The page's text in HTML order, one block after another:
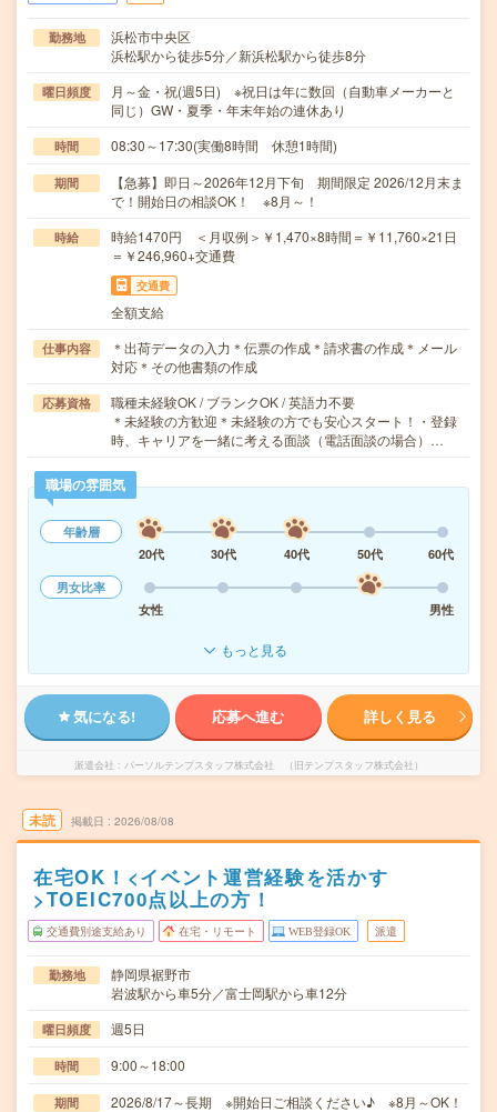
勤務地
浜松市中央区
浜松駅から徒歩5分／新浜松駅から徒歩8分
曜日頻度
月～金・祝(週5日) ※祝日は年に数回（自動車メーカーと
同じ）GW・夏季・年末年始の連休あり
時間 08:30～17:30(実働8時間 休憩1時間)
期間
【急募】即日～2026年12月下旬 期間限定 2026/12月末ま
で！開始日の相談OK！ ※8月～！
時給
時給1470円 ＜月収例＞￥1,470×8時間＝￥11,760×21日
＝￥246,960+交通費
交通費
全額支給
仕事内容
＊出荷データの入力＊伝票の作成＊請求書の作成＊メール
対応＊その他書類の作成
応募資格
職種未経験OK / ブランクOK / 英語力不要
＊未経験の方歓迎＊未経験の方でも安心スタート！・登録
時、キャリアを一緒に考える面談（電話面談の場合）…
職場の雰囲気
年齢層
20代
30代 40代 50代
60代
男女比率
女性
男性
もっと見る
気になる! 応募へ進む 詳しく見る
派遣会社 パーソルテンプスタッフ株式会社 （旧テンプスタッフ株式会社）
未読 掲載日 2026/08/08
在宅OK！<イベント運営経験を活かす
>TOEIC700点以上の方！
交通費別途支給あり 在宅・リモート WEB登録OK 派遣
勤務地
静岡県裾野市
岩波駅から車5分／富士岡駅から車12分
曜日頻度 週5日
時間 9:00～18:00
期間 2026/8/17～長期 ※開始日ご相談ください♪ ※8月～OK！